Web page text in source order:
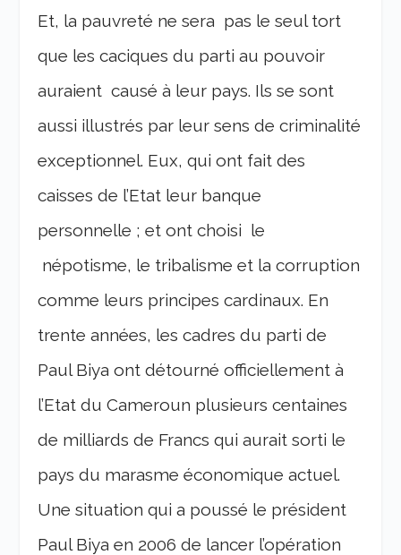
Et, la pauvreté ne sera pas le seul tort
que les caciques du parti au pouvoir
auraient causé à leur pays. Ils se sont
aussi illustrés par leur sens de criminalité
exceptionnel. Eux, qui ont fait des
caisses de l’Etat leur banque
personnelle ; et ont choisi le
népotisme, le tribalisme et la corruption
comme leurs principes cardinaux. En
trente années, les cadres du parti de
Paul Biya ont détourné officiellement à
l’Etat du Cameroun plusieurs centaines
de milliards de Francs qui aurait sorti le
pays du marasme économique actuel.
Une situation qui a poussé le président
Paul Biya en 2006 de lancer l’opération